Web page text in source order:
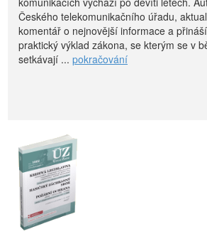
Českého telekomunikačního úřadu,
komentář o nejnovější informace a
praktický výklad zákona, se kterým se v
setkávají ... pokračování